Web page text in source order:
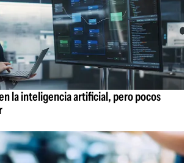
la inteligencia artificial, pero pocos